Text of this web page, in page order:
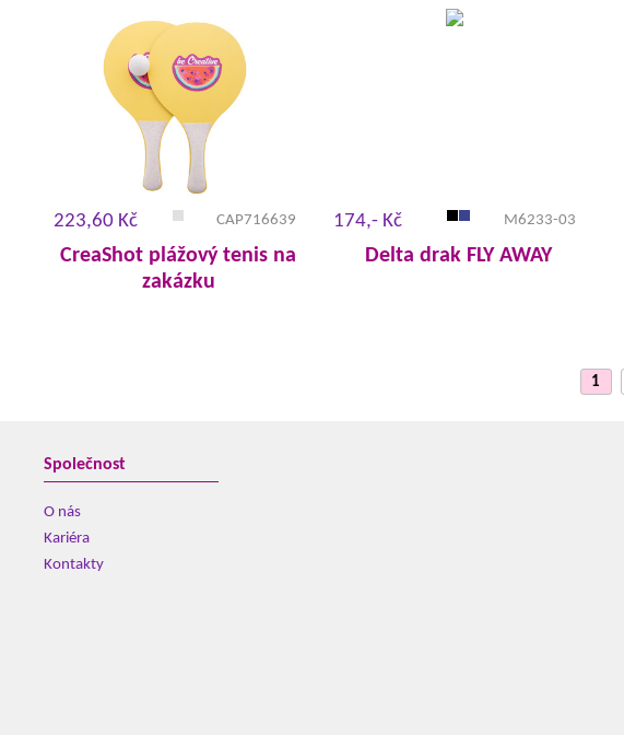
223,60 Kč CAP716639
CreaShot plážový tenis na
zakázku
174,- Kč M6233-03
Delta drak FLY AWAY
1
Společnost
O nás
Kariéra
Kontakty